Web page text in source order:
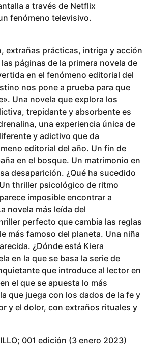
a través de Netflix
fenómeno televisivo.
extrañas prácticas, intriga y acción
páginas de la primera novela de
en el fenómeno editorial del
nos pone a prueba para que
Una novela que explora los
trepidante y absorbente es
una experiencia única de
y adictivo que da
editorial del año. Un fin de
en el bosque. Un matrimonio en
desaparición. ¿Qué ha sucedido
thriller psicológico de ritmo
imposible encontrar a
novela más leída del
perfecto que cambia las reglas
más famoso del planeta. Una niña
¿Dónde está Kiera
en la que se basa la serie de
que introduce al lector en
el que se apuesta lo más
que juega con los dados de la fe y
y el dolor, con extraños rituales y
001 edición (3 enero 2023)